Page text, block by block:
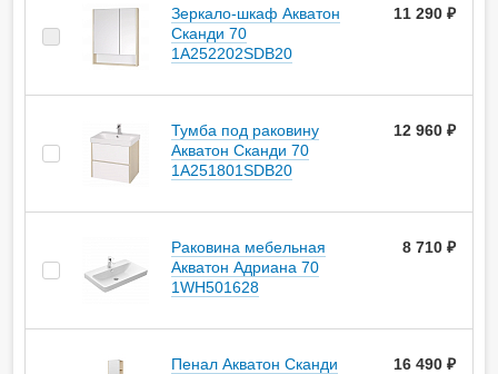
Зеркало-шкаф Акватон
Сканди 70
1A252202SDB20
11 290 ₽
Тумба под раковину
Акватон Сканди 70
1A251801SDB20
12 960 ₽
Раковина мебельная
Акватон Адриана 70
1WH501628
8 710 ₽
Пенал Акватон Сканди
16 490 ₽